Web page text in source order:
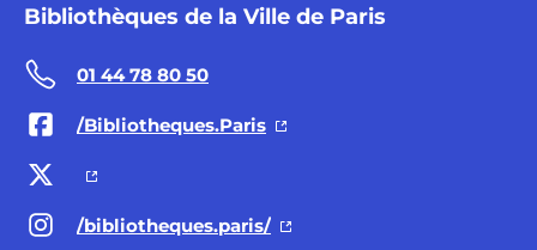
Bibliothèques de la Ville de Paris
01 44 78 80 50
/Bibliotheques.Paris
/bibliotheques.paris/